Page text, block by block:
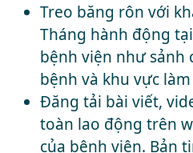
Treo băng rôn với
Tháng hành động
bệnh viện như sảnh
bệnh và khu vực làm
Đăng tải bài viết,
toàn lao động trên
của bệnh viện. Bản